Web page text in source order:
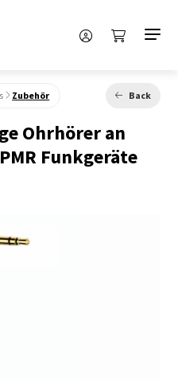
Zubehör Back
Ohrhörer an
Funkgeräte